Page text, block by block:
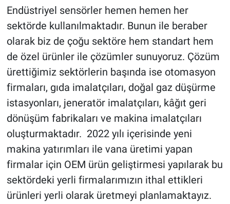
Endüstriyel sensörler hemen hemen her
sektörde kullanılmaktadır. Bunun ile beraber
olarak biz de çoğu sektöre hem standart hem
de özel ürünler ile çözümler sunuyoruz. Çözüm
ürettiğimiz sektörlerin başında ise otomasyon
firmaları, gıda imalatçıları, doğal gaz düşürme
istasyonları, jeneratör imalatçıları, kâğıt geri
dönüşüm fabrikaları ve makina imalatçıları
oluşturmaktadır. 2022 yılı içerisinde yeni
makina yatırımları ile vana üretimi yapan
firmalar için OEM ürün geliştirmesi yapılarak bu
sektördeki yerli firmalarımızın ithal ettikleri
ürünleri yerli olarak üretmeyi planlamaktayız.